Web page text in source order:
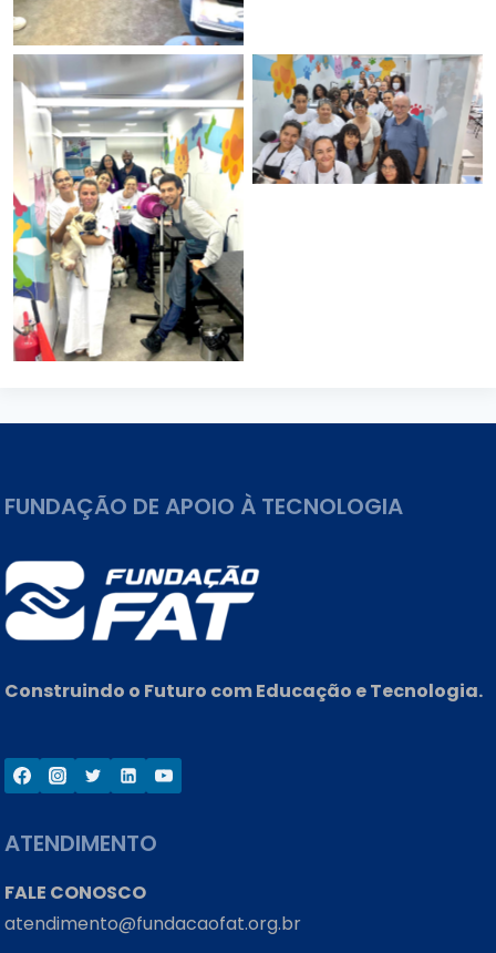
Sem legenda
Sem legenda
FUNDAÇÃO DE APOIO À TECNOLOGIA
Construindo o Futuro com Educação e Tecnologia.
ATENDIMENTO
FALE CONOSCO
atendimento@fundacaofat.org.br